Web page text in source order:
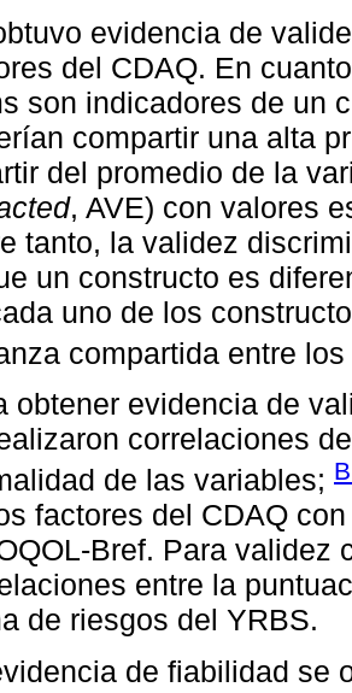
evidencia de
del CDAQ. En
son indicadores de un
compartir una alta
del promedio de la
, AVE) con valores
tanto, la validez
un constructo es
uno de los
compartida entre los
obtener evidencia de
correlaciones
de las variables;
factores del CDAQ
Bref. Para validez
entre la
de riesgos del YRBS.
de fiabilidad se